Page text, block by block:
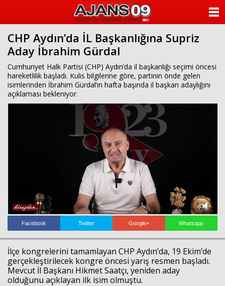
CHP Aydın’da İL Başkanlığına Supriz
Aday İbrahim Gürdal
Cumhuriyet Halk Partisi (CHP) Aydın’da il başkanlığı seçimi öncesi
hareketlilik başladı. Kulis bilgilerine göre, partinin önde gelen
isimlerinden İbrahim Gürdal’ın hafta başında il başkan adaylığını
açıklaması bekleniyor.
Facebook Twitter Google+ Whatsapp
İlçe kongrelerini tamamlayan CHP Aydın’da, 19 Ekim’de
gerçekleştirilecek kongre öncesi yarış resmen başladı.
Mevcut İl Başkanı Hikmet Saatçı, yeniden aday
olduğunu açıklayan ilk isim olmuştu.
KATEGORİLER
ANKETLER
FOTO GALERİ
VİDEO GALERİ
KÜNYE
İLETİŞİM